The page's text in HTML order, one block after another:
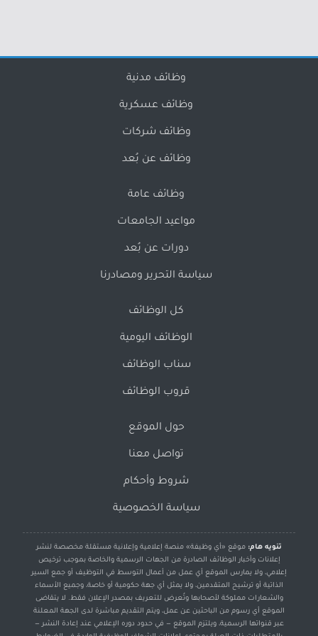
وظائف مدنية
وظائف عسكرية
وظائف شركات
وظائف عن بُعد
وظائف عامة
مواعيد الجامعات
دورات عن بُعد
سياسة التحرير ومصادرنا
كل الوظائف
الوظائف اليومية
سناب الوظائف
قروب الوظائف
حول الموقع
تواصل معنا
شروط وأحكام
سياسة الخصوصية
تنويه هام: موقع «أي وظيفة» منصة إعلامية وإعلانية مستقلة مخصصة لنشر
إعلانات وأخبار الوظائف الصادرة من الجهات الرسمية والخاصة بموجب ترخيص
إعلامي، ولا يمارس الموقع أي عمل من أعمال التوسط في التوظيف أو جمع السير
الذاتية أو ترشيح المتقدمين، ولا يمثل أي جهة حكومية أو خاصة، وجميع الأسماء
والشعارات مملوكة لأصحابها وتُعرض للتعريف بمصدر الإعلان فقط. لا يتقاضى
الموقع أي رسوم من الباحثين عن عمل، ويتم التقديم مباشرة لدى الجهة المعلنة
عبر قنواتها الرسمية، ويلتزم الموقع — في حدود دوره الإعلامي عند إعادة النشر —